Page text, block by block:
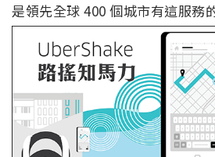
是領先全球 400 個城市有這服務